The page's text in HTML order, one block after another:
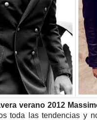
verano 2012
toda las tendencias y